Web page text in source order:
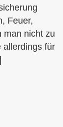
Feuer,
man nicht zu
allerdings für